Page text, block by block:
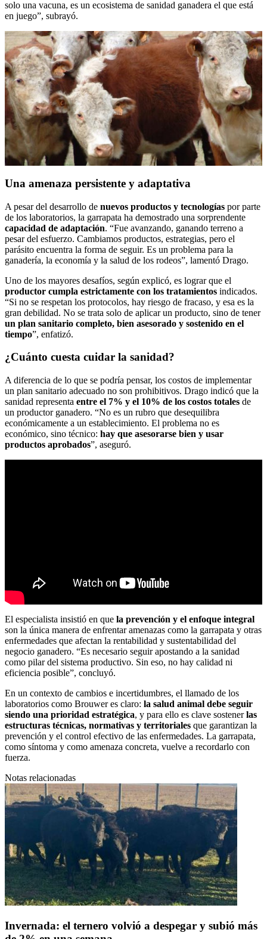
solo una vacuna, es un ecosistema de sanidad ganadera el que está
en juego”, subrayó.
Una amenaza persistente y adaptativa
A pesar del desarrollo de nuevos productos y tecnologías por parte
de los laboratorios, la garrapata ha demostrado una sorprendente
capacidad de adaptación. “Fue avanzando, ganando terreno a
pesar del esfuerzo. Cambiamos productos, estrategias, pero el
parásito encuentra la forma de seguir. Es un problema para la
ganadería, la economía y la salud de los rodeos”, lamentó Drago.
Uno de los mayores desafíos, según explicó, es lograr que el
productor cumpla estrictamente con los tratamientos indicados.
“Si no se respetan los protocolos, hay riesgo de fracaso, y esa es la
gran debilidad. No se trata solo de aplicar un producto, sino de tener
un plan sanitario completo, bien asesorado y sostenido en el
tiempo”, enfatizó.
¿Cuánto cuesta cuidar la sanidad?
A diferencia de lo que se podría pensar, los costos de implementar
un plan sanitario adecuado no son prohibitivos. Drago indicó que la
sanidad representa entre el 7% y el 10% de los costos totales de
un productor ganadero. “No es un rubro que desequilibra
económicamente a un establecimiento. El problema no es
económico, sino técnico: hay que asesorarse bien y usar
productos aprobados”, aseguró.
El especialista insistió en que la prevención y el enfoque integral
son la única manera de enfrentar amenazas como la garrapata y otras
enfermedades que afectan la rentabilidad y sustentabilidad del
negocio ganadero. “Es necesario seguir apostando a la sanidad
como pilar del sistema productivo. Sin eso, no hay calidad ni
eficiencia posible”, concluyó.
En un contexto de cambios e incertidumbres, el llamado de los
laboratorios como Brouwer es claro: la salud animal debe seguir
siendo una prioridad estratégica, y para ello es clave sostenerlas
estructuras técnicas, normativas y territoriales que garantizan la
prevención y el control efectivo de las enfermedades. La garrapata,
como síntoma y como amenaza concreta, vuelve a recordarlo con
fuerza.
Notas relacionadas
Invernada: el ternero volvió a despegar y subió más